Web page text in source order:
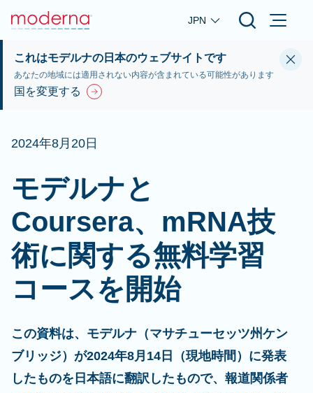
Skip to main content
JPN
これはモデルナの日本のウェブサイトです
あなたの地域には適用されない内容が含まれている可能性があります
国を変更する
2024年8月20日
モデルナと
Coursera、mRNA技
術に関する無料学習
コースを開始
この資料は、モデルナ（マサチューセッツ州ケン
ブリッジ）が2024年8月14日（現地時間）に発表
したものを日本語に翻訳したもので、報道関係者